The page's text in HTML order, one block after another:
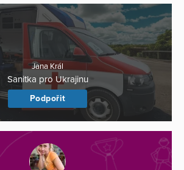
Jana Král
Sanitka pro Ukrajinu
Podpořit